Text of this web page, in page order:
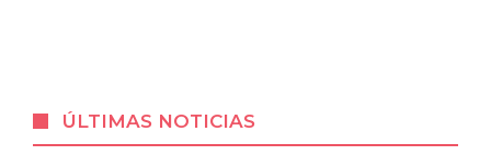
ÚLTIMAS NOTICIAS